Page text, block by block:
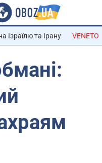
Ізраїлю та Ірану VENETO